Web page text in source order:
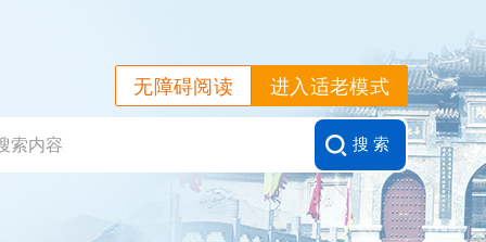
进入适老模式
无障碍阅读
搜 索